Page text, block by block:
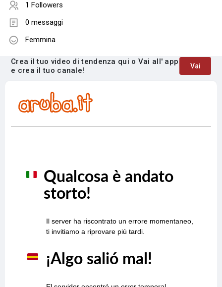
1 Followers
0 messaggi
Femmina
Crea il tuo video di tendenza qui o Vai all' app
e crea il tuo canale!
Vai